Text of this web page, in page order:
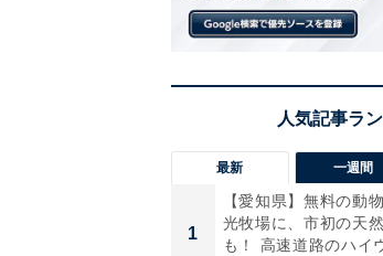
最新 一週間
1
【愛知県】無料の動
光牧場に、市初の天
も！ 高速道路のハイ